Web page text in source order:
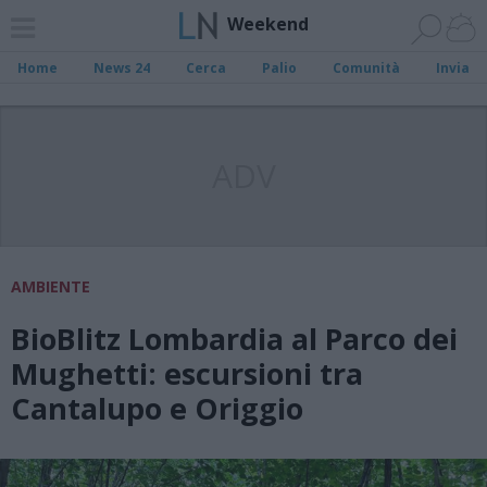
Weekend
Home News 24 Cerca Palio Comunità Invia
AMBIENTE
BioBlitz Lombardia al Parco dei
Mughetti: escursioni tra
Cantalupo e Origgio